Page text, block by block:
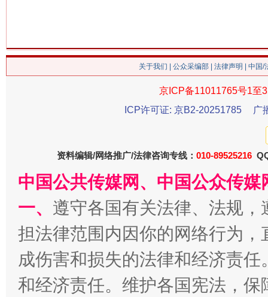
今
习近平的博鳌关键词
魏明亮
关于我们 公众采编部 法律声明 | 中国
京ICP备11011765号1至
ICP许可证: 京B2-20251785
广
资料编辑/网络推广/法律咨询专线： 010-89525216
中国公共传媒网、中国公众传
一、 遵守各国有关法律、法规
担法律范围内因你的网络行为
成伤害和损失的法律和经济责
和经济责任。维护各国宪法，